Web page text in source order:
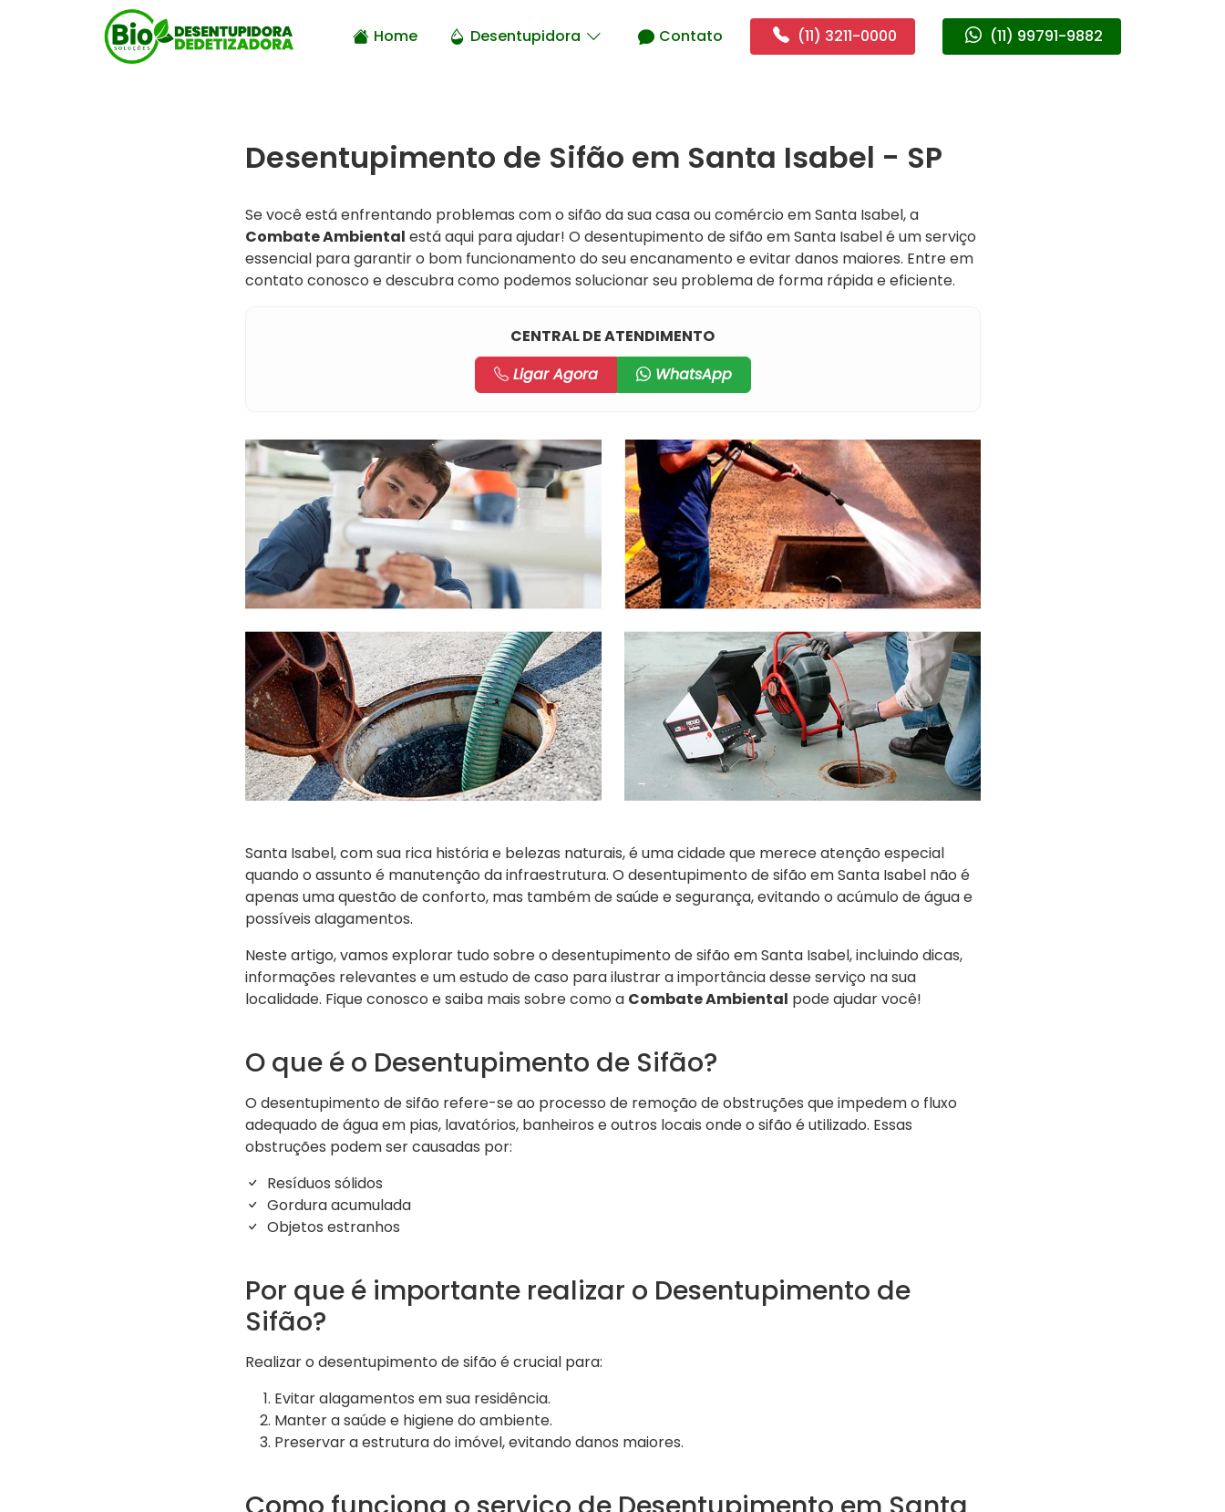
Home Desentupidora Contato (11) 3211-0000 (11) 99791-9882
Desentupimento de Sifão em Santa Isabel - SP
Se você está enfrentando problemas com o sifão da sua casa ou comércio em Santa Isabel, a
Combate Ambiental está aqui para ajudar! O desentupimento de sifão em Santa Isabel é um serviço
essencial para garantir o bom funcionamento do seu encanamento e evitar danos maiores. Entre em
contato conosco e descubra como podemos solucionar seu problema de forma rápida e eficiente.
CENTRAL DE ATENDIMENTO
Ligar Agora
WhatsApp
Santa Isabel, com sua rica história e belezas naturais, é uma cidade que merece atenção especial
quando o assunto é manutenção da infraestrutura. O desentupimento de sifão em Santa Isabel não é
apenas uma questão de conforto, mas também de saúde e segurança, evitando o acúmulo de água e
possíveis alagamentos.
Neste artigo, vamos explorar tudo sobre o desentupimento de sifão em Santa Isabel, incluindo dicas,
informações relevantes e um estudo de caso para ilustrar a importância desse serviço na sua
localidade. Fique conosco e saiba mais sobre como a Combate Ambiental pode ajudar você!
O que é o Desentupimento de Sifão?
O desentupimento de sifão refere-se ao processo de remoção de obstruções que impedem o fluxo
adequado de água em pias, lavatórios, banheiros e outros locais onde o sifão é utilizado. Essas
obstruções podem ser causadas por:
Resíduos sólidos
Gordura acumulada
Objetos estranhos
Por que é importante realizar o Desentupimento de
Sifão?
Realizar o desentupimento de sifão é crucial para:
Evitar alagamentos em sua residência.
Manter a saúde e higiene do ambiente.
Preservar a estrutura do imóvel, evitando danos maiores.